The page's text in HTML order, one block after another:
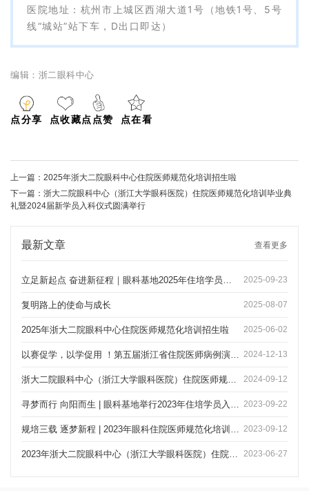
医院地址：杭州市上城区西湖大道1号（地铁1号、5号
线“城站”站下车，D出口即达）
编辑：浙二眼科中心
点分享 点收藏点点赞 点在看
上一篇： 2025年浙大二院眼科中心住院医师规范化培训招生啦
下一篇： 浙大二院眼科中心（浙江大学眼科医院）住院医师规范化培训毕业典
礼暨2024届新学员入科仪式圆满举行
最新文章 查看更多
2025-09-23
复明路上的使命与成长 2025-08-07
2025年浙大二院眼科中心住院医师规范化培训招生啦 2025-06-02
2024-12-13
2024-09-12
2023-09-22
2023-09-12
2023-06-27